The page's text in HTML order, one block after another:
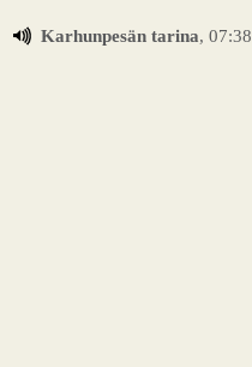
Karhunpesän tarina, 07:38